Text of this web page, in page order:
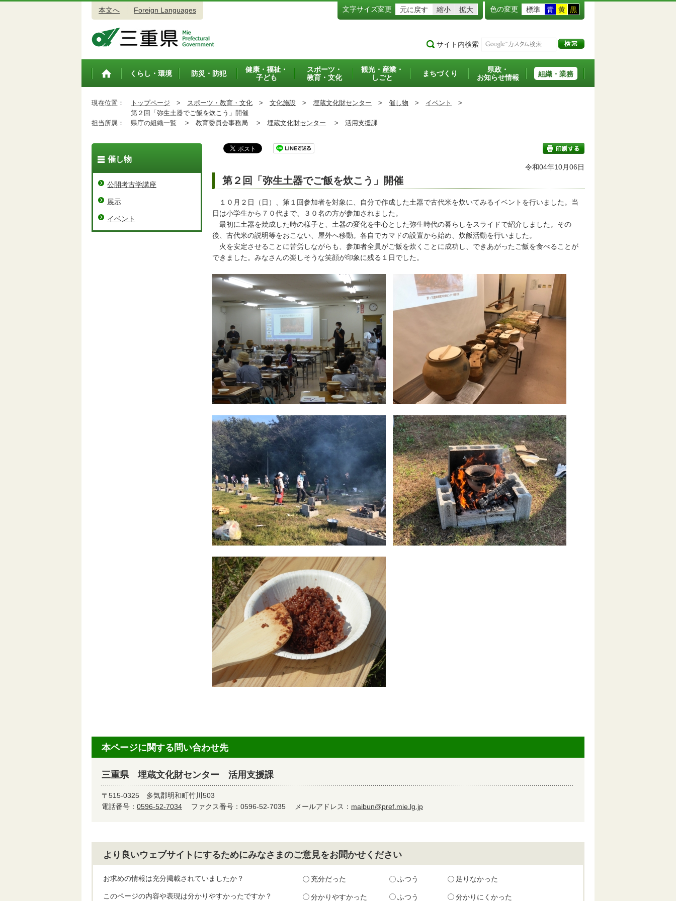
本文へ Foreign Languages 文字サイズ変更 元に戻す 縮小 拡大 色の変更 標準 青 黄 黒
サイト内検索
トップペ
くらし・環境 防災・防犯
健康・福祉・
子ども
スポーツ・
教育・文化
観光・産業・
しごと
まちづくり
県政・
お知らせ情報
組織・業務
現在位置： トップページ > スポーツ・教育・文化 > 文化施設 > 埋蔵文化財センター > 催し物 > イベント
>
第２回「弥生土器でご飯を炊こう」開催
担当所属：
県庁の組織一覧 > 教育委員会事務局 > 埋蔵文化財センター > 活用支援課
印刷する
令和04年10月06日
第２回「弥生土器でご飯を炊こう」開催
１０月２日（日）、第１回参加者を対象に、自分で作成した土器で古代米を炊いてみるイベントを行いました。当
日は小学生から７０代まで、３０名の方が参加されました。
最初に土器を焼成した時の様子と、土器の変化を中心とした弥生時代の暮らしをスライドで紹介しました。その
後、古代米の説明等をおこない、屋外へ移動。各自でカマドの設置から始め、炊飯活動を行いました。
火を安定させることに苦労しながらも、参加者全員がご飯を炊くことに成功し、できあがったご飯を食べることが
できました。みなさんの楽しそうな笑顔が印象に残る１日でした。
催し物
公開考古学講座
展示
イベント
本ページに関する問い合わせ先
三重県 埋蔵文化財センター 活用支援課
〒515-0325 多気郡明和町竹川503
電話番号： 0596-52-7034 ファクス番号：0596-52-7035 メールアドレス： maibun@pref.mie.lg.jp
より良いウェブサイトにするためにみなさまのご意見をお聞かせください
お求めの情報は充分掲載されていましたか？ 充分だった ふつう 足りなかった
このページの内容や表現は分かりやすかったですか？ 分かりやすかった ふつう 分かりにくかった